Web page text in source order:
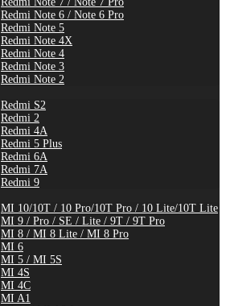
Redmi Note 6 / Note 6 Pro
Redmi Note 5
Redmi Note 4X
Redmi Note 4
Redmi Note 3
Redmi Note 2
Redmi S2
Redmi 2
Redmi 4A
Redmi 5 Plus
Redmi 6A
Redmi 7A
Redmi 9
MI 10/10T / 10 Pro/10T Pro / 10 Lite/10T Lite
MI 9 / Pro / SE / Lite / 9T / 9T Pro
MI 8 / MI 8 Lite / MI 8 Pro
MI 6
MI 5 / MI 5S
MI 4S
MI 4C
MI A1